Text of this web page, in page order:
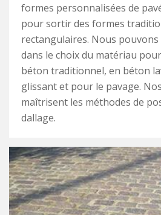
formes personnalisées de
pour sortir des formes
rectangulaires. Nous
dans le choix du matériau
béton traditionnel, en béton
glissant et pour le pavage.
maîtrisent les méthodes de
dallage.